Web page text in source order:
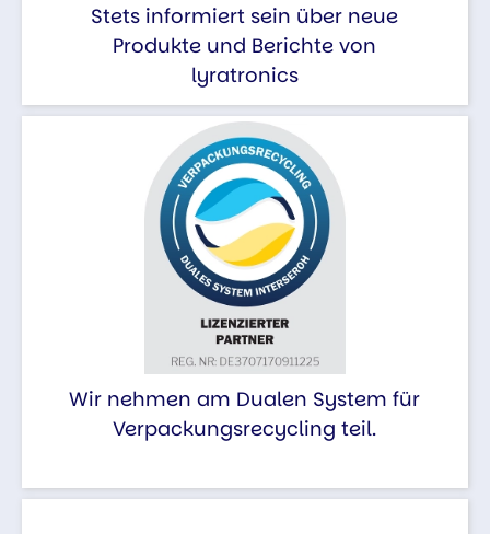
Stets informiert sein über neue
Produkte und Berichte von
lyratronics
Wir nehmen am Dualen System für
Verpackungsrecycling teil.